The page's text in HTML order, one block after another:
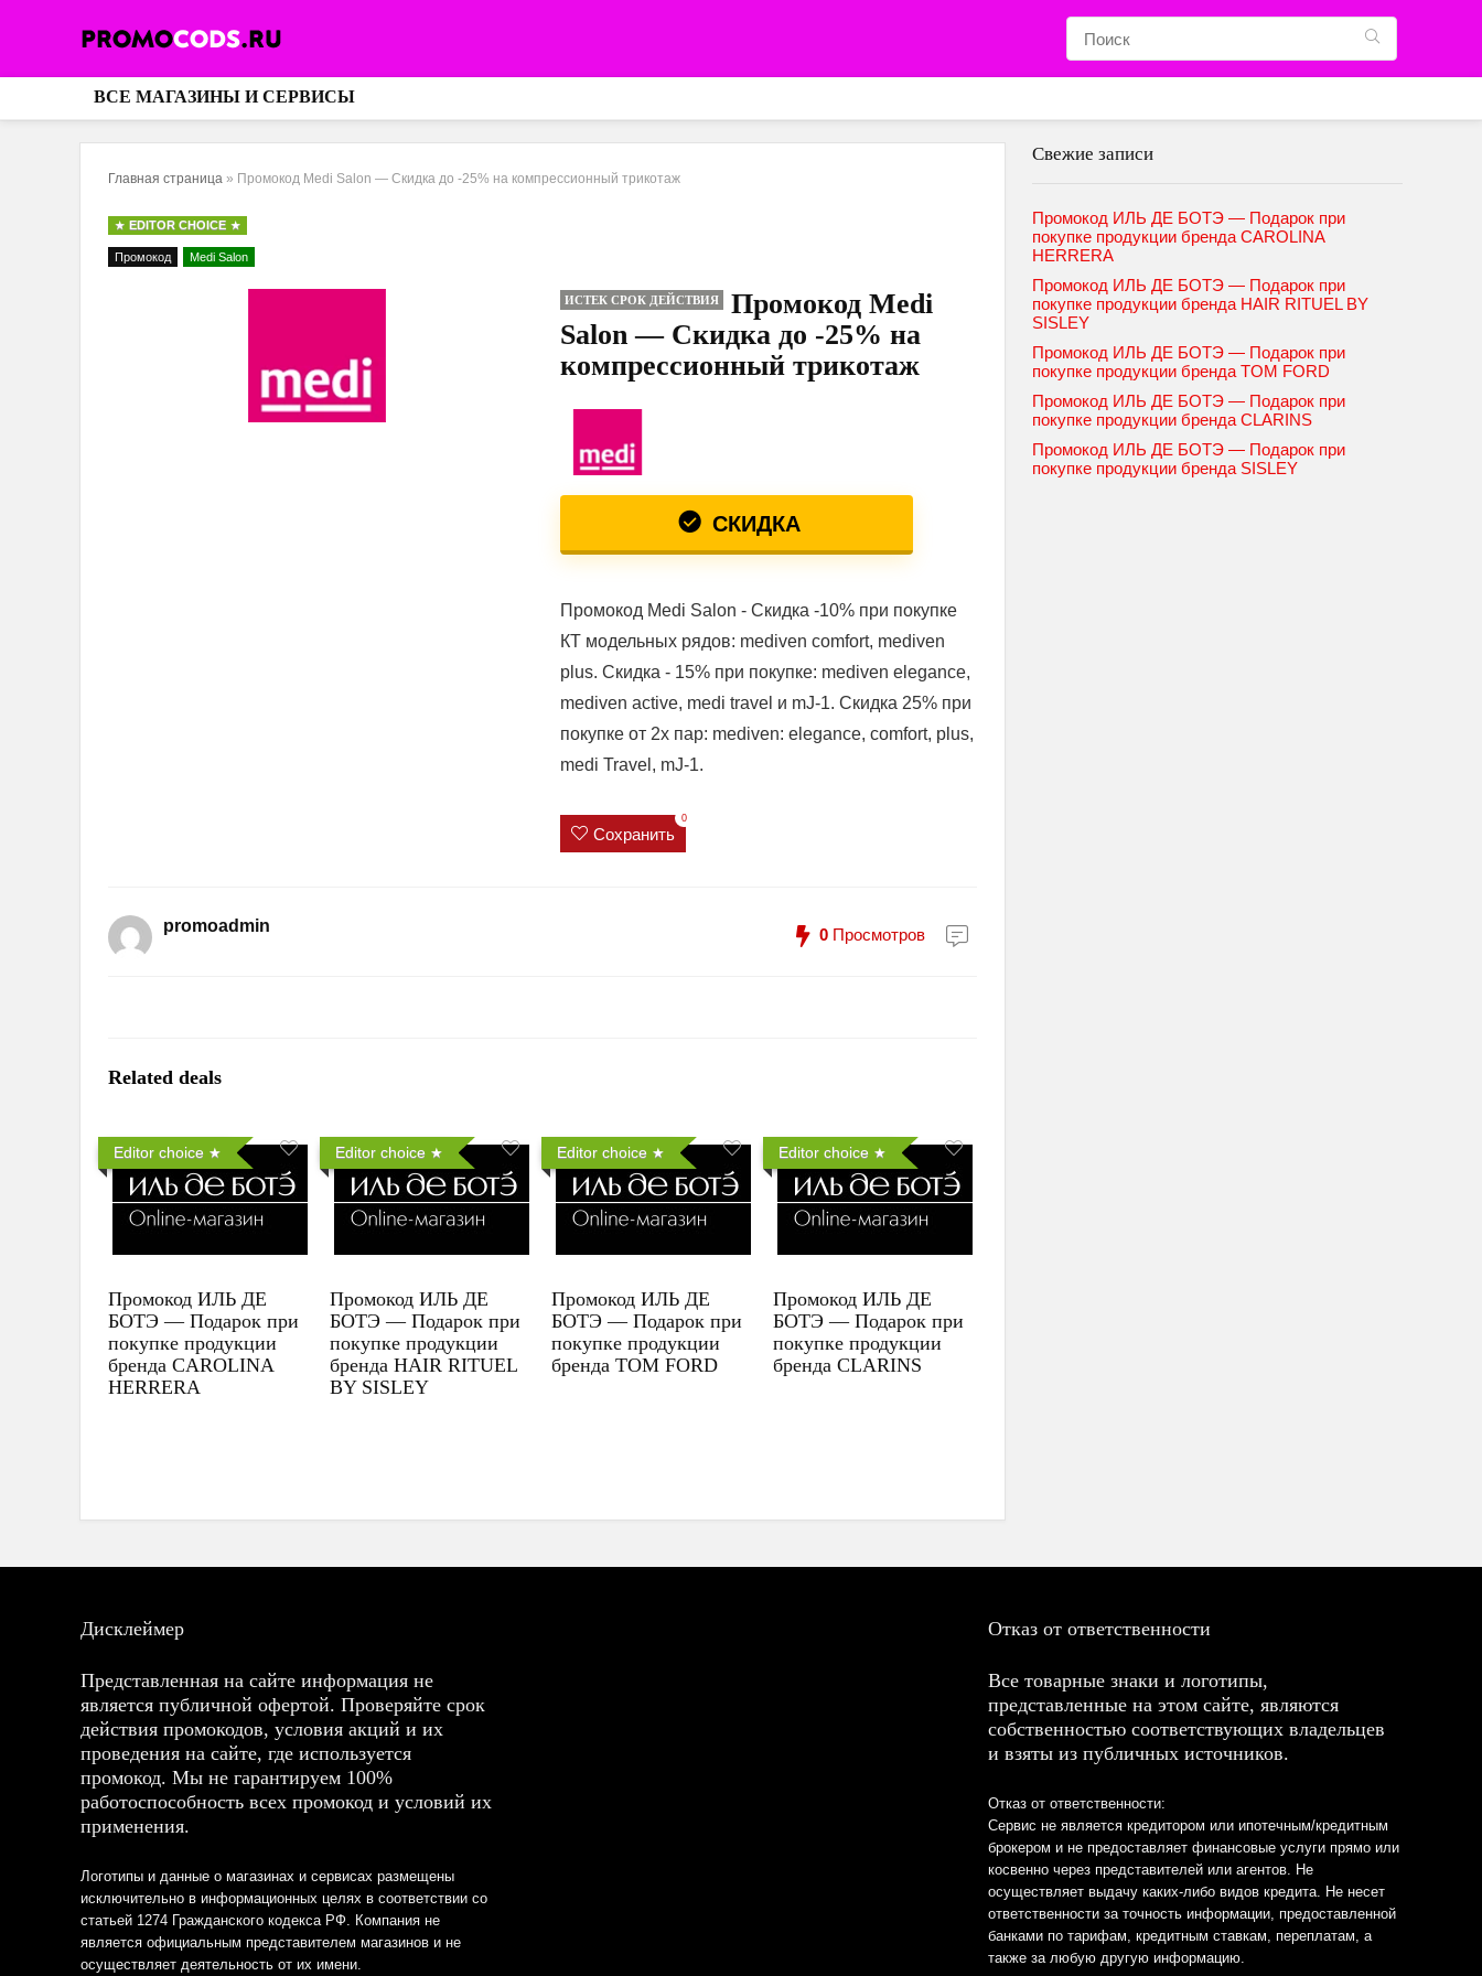
ВСЕ МАГАЗИНЫ И СЕРВИСЫ
Главная страница » Промокод Medi Salon — Скидка до -25% на компрессионный трикотаж
EDITOR CHOICE
Промокод Medi Salon
ИСТЕК СРОК ДЕЙСТВИЯ
Промокод Medi
Salon — Скидка до -25% на
компрессионный трикотаж
СКИДКА
Промокод Medi Salon - Скидка -10% при покупке
КТ модельных рядов: mediven comfort, mediven
plus. Скидка - 15% при покупке: mediven elegance,
mediven active, medi travel и mJ-1. Скидка 25% при
покупке от 2х пар: mediven: elegance, comfort, plus,
medi Travel, mJ-1.
Сохранить
0
promoadmin 0 Просмотров
Related deals
Editor choice
Промокод ИЛЬ ДЕ
БОТЭ — Подарок при
покупке продукции
бренда CAROLINA
HERRERA
Editor choice
Промокод ИЛЬ ДЕ
БОТЭ — Подарок при
покупке продукции
бренда HAIR RITUEL
BY SISLEY
Editor choice
Промокод ИЛЬ ДЕ
БОТЭ — Подарок при
покупке продукции
бренда TOM FORD
Editor choice
Промокод ИЛЬ ДЕ
БОТЭ — Подарок при
покупке продукции
бренда CLARINS
Свежие записи
Промокод ИЛЬ ДЕ БОТЭ — Подарок при
покупке продукции бренда CAROLINA
HERRERA
Промокод ИЛЬ ДЕ БОТЭ — Подарок при
покупке продукции бренда HAIR RITUEL BY
SISLEY
Промокод ИЛЬ ДЕ БОТЭ — Подарок при
покупке продукции бренда TOM FORD
Промокод ИЛЬ ДЕ БОТЭ — Подарок при
покупке продукции бренда CLARINS
Промокод ИЛЬ ДЕ БОТЭ — Подарок при
покупке продукции бренда SISLEY
Дисклеймер
Представленная на сайте информация не
является публичной офертой. Проверяйте срок
действия промокодов, условия акций и их
проведения на сайте, где используется
промокод. Мы не гарантируем 100%
работоспособность всех промокод и условий их
применения.
Логотипы и данные о магазинах и сервисах размещены
исключительно в информационных целях в соответствии со
статьей 1274 Гражданского кодекса РФ. Компания не
является официальным представителем магазинов и не
осуществляет деятельность от их имени.
Отказ от ответственности
Все товарные знаки и логотипы,
представленные на этом сайте, являются
собственностью соответствующих владельцев
и взяты из публичных источников.
Отказ от ответственности:
Сервис не является кредитором или ипотечным/кредитным
брокером и не предоставляет финансовые услуги прямо или
косвенно через представителей или агентов. Не
осуществляет выдачу каких-либо видов кредита. Не несет
ответственности за точность информации, предоставленной
банками по тарифам, кредитным ставкам, переплатам, а
также за любую другую информацию.